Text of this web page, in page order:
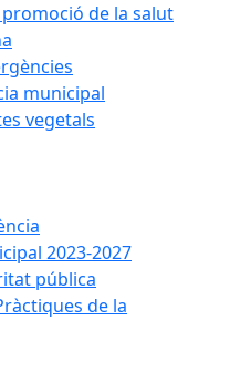
de la salut
municipal
vegetals
2023-2027
pública
de la